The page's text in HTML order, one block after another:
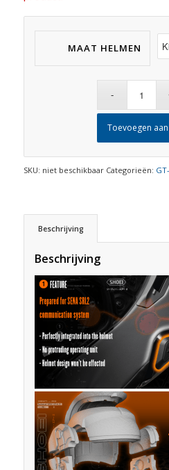
MAAT HELMEN
Toevoegen
SKU: niet beschikbaar Categorieën:
Beschrijving
Beschrijving